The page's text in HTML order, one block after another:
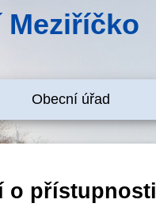
Meziříčko
Obecní úřad
o přístupnosti